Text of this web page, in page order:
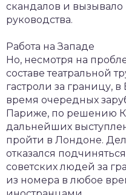
скандалов и вызывало
руководства.
Работа на Западе
Но, несмотря на
составе театральной
гастроли за границу,
время очередных
Париже, по решению
дальнейших
пройти в Лондоне.
отказался
советских людей за
из номера в любое